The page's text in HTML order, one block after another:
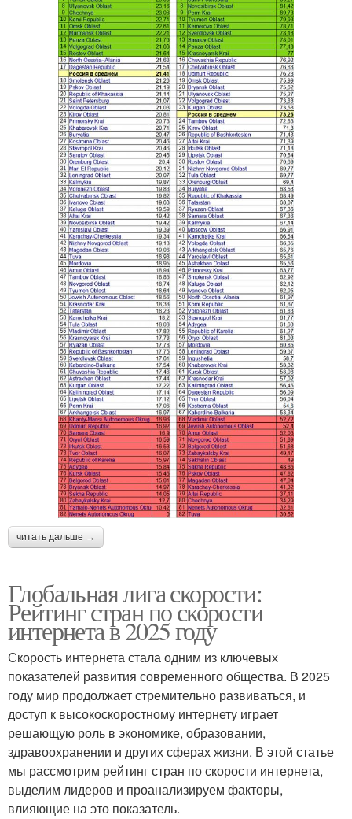
читать дальше →
Глобальная лига скорости:
Рейтинг стран по скорости
интернета в 2025 году
Скорость интернета стала одним из ключевых
показателей развития современного общества. В 2025
году мир продолжает стремительно развиваться, и
доступ к высокоскоростному интернету играет
решающую роль в экономике, образовании,
здравоохранении и других сферах жизни. В этой статье
мы рассмотрим рейтинг стран по скорости интернета,
выделим лидеров и проанализируем факторы,
влияющие на это показатель.